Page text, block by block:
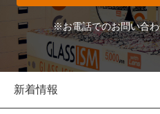
※お電話でのお問い合
新着情報